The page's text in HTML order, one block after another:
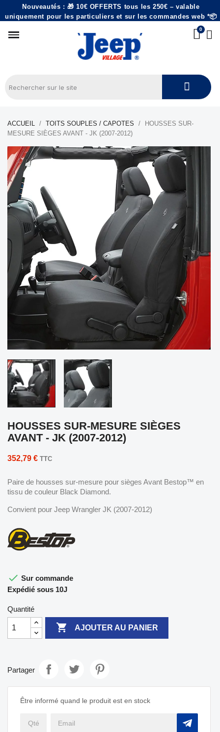
Nouveautés : 🎁 10€ OFFERTS tous les 250€ – valable
uniquement pour les particuliers et sur les commandes web *📦
ACCUEIL TOITS SOUPLES / CAPOTES
HOUSSES SUR-
MESURE SIÈGES AVANT - JK (2007-2012)
HOUSSES SUR-MESURE SIÈGES
AVANT - JK (2007-2012)
352,79 € TTC
Paire de housses sur-mesure pour sièges Avant Bestop™ en
tissu de couleur Black Diamond.
Convient pour Jeep Wrangler JK (2007-2012)
 Sur commande
Expédié sous 10J
Quantité
 AJOUTER AU PANIER
Partager
Être informé quand le produit est en stock